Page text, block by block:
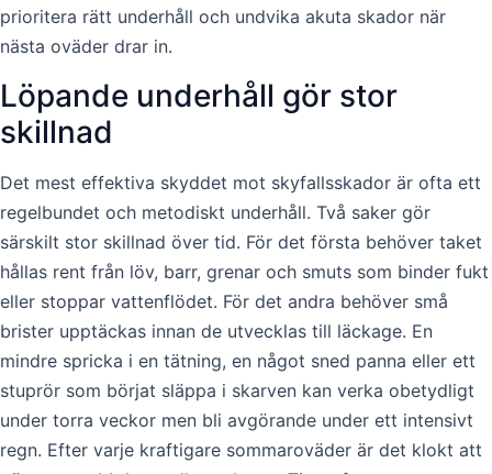
prioritera rätt underhåll och undvika akuta skador när
nästa oväder drar in.
Löpande underhåll gör stor
skillnad
Det mest effektiva skyddet mot skyfallsskador är ofta ett
regelbundet och metodiskt underhåll. Två saker gör
särskilt stor skillnad över tid. För det första behöver taket
hållas rent från löv, barr, grenar och smuts som binder fukt
eller stoppar vattenflödet. För det andra behöver små
brister upptäckas innan de utvecklas till läckage. En
mindre spricka i en tätning, en något sned panna eller ett
stuprör som börjat släppa i skarven kan verka obetydligt
under torra veckor men bli avgörande under ett intensivt
regn. Efter varje kraftigare sommaroväder är det klokt att